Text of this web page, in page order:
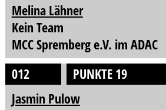
Melina Lähner
Kein Team
MCC Spremberg e.V. im ADAC
012
PUNKTE 19
Jasmin Pulow